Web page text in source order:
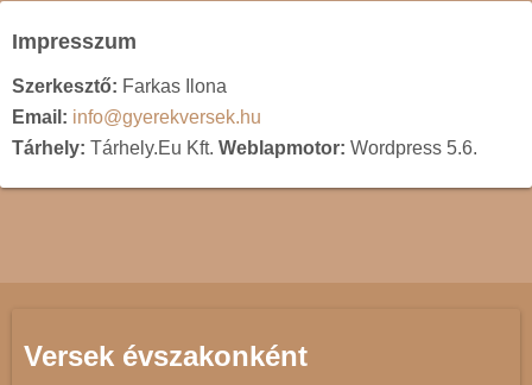
Impresszum
Szerkesztő: Farkas Ilona
Email: info@gyerekversek.hu
Tárhely: Tárhely.Eu Kft. Weblapmotor: Wordpress 5.6.
Versek évszakonként